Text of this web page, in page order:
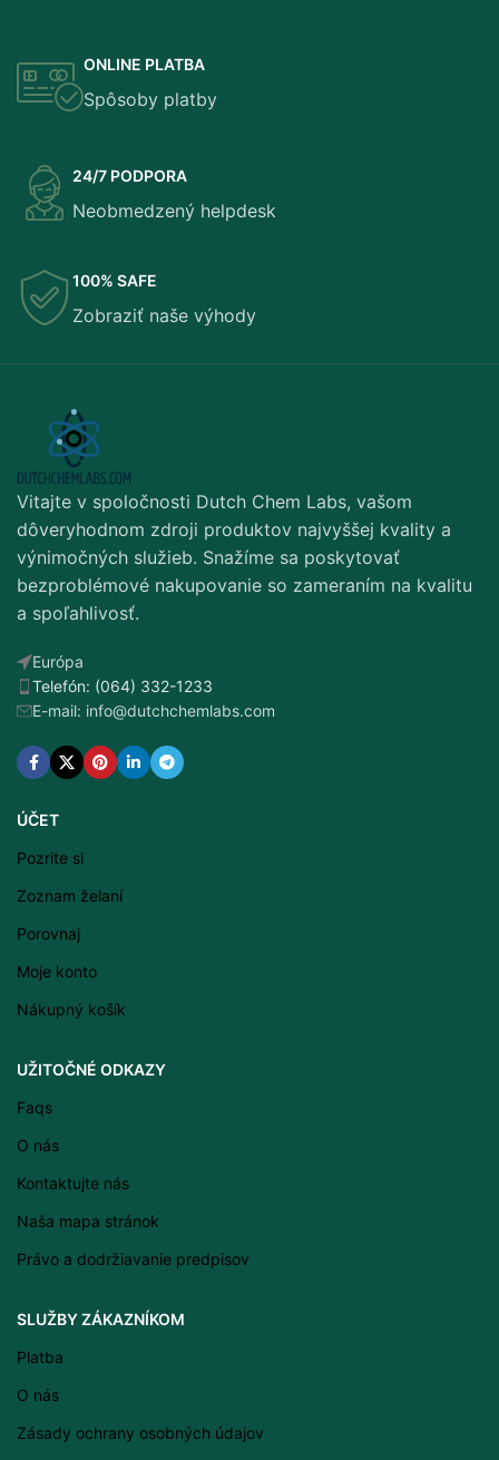
ONLINE PLATBA
Spôsoby platby
24/7 PODPORA
Neobmedzený helpdesk
100% SAFE
Zobraziť naše výhody
Vitajte v spoločnosti Dutch Chem Labs, vašom
dôveryhodnom zdroji produktov najvyššej kvality a
výnimočných služieb. Snažíme sa poskytovať
bezproblémové nakupovanie so zameraním na kvalitu
a spoľahlivosť.
Európa
Telefón: (064) 332-1233
E-mail: info@dutchchemlabs.com
ÚČET
Pozrite si
Zoznam želaní
Porovnaj
Moje konto
Nákupný košík
UŽITOČNÉ ODKAZY
Faqs
O nás
Kontaktujte nás
Naša mapa stránok
Právo a dodržiavanie predpisov
SLUŽBY ZÁKAZNÍKOM
Platba
O nás
Zásady ochrany osobných údajov